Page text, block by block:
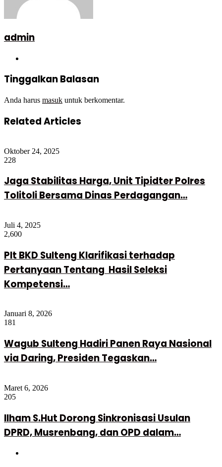
admin
Tinggalkan Balasan
Anda harus masuk untuk berkomentar.
Related Articles
Oktober 24, 2025
228
Jaga Stabilitas Harga, Unit Tipidter Polres
Tolitoli Bersama Dinas Perdagangan…
Juli 4, 2025
2,600
Plt BKD Sulteng Klarifikasi terhadap
Pertanyaan Tentang Hasil Seleksi
Kompetensi…
Januari 8, 2026
181
Wagub Sulteng Hadiri Panen Raya Nasional
via Daring, Presiden Tegaskan…
Maret 6, 2026
205
Ilham S.Hut Dorong Sinkronisasi Usulan
DPRD, Musrenbang, dan OPD dalam…